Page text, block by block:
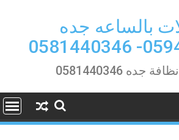
بالساعه جده
جده 0581440346